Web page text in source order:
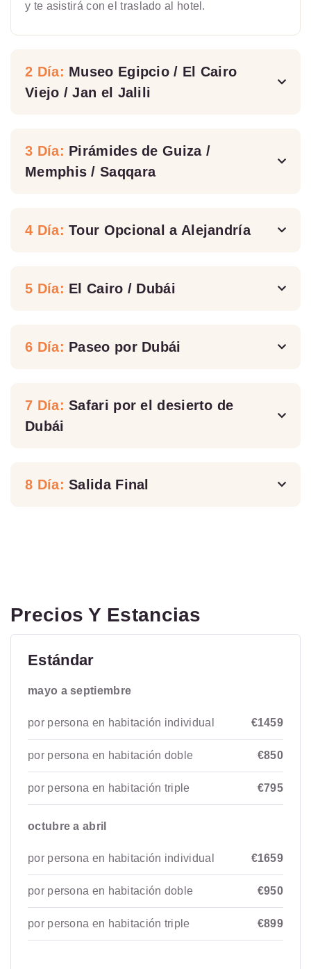
y te asistirá con el traslado al hotel.
2 Día: Museo Egipcio / El Cairo
Viejo / Jan el Jalili
3 Día: Pirámides de Guiza /
Memphis / Saqqara
4 Día:Tour Opcional a Alejandría
5 Día: El Cairo / Dubái
6 Día: Paseo por Dubái
7 Día:Safari por el desierto de
Dubái
8 Día:Salida Final
Precios Y Estancias
Estándar
mayo a septiembre
por persona en habitación individual €1459
por persona en habitación doble €850
por persona en habitación triple €795
octubre a abril
por persona en habitación individual €1659
por persona en habitación doble €950
por persona en habitación triple €899